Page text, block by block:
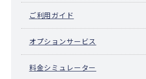
ご利用ガイド
オプションサービス
料金シミュレーター